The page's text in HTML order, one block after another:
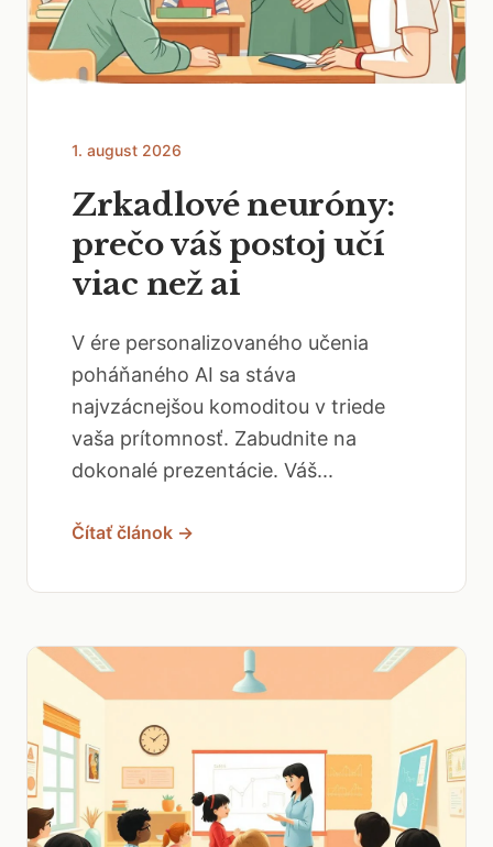
1. august 2026
Zrkadlové neuróny:
prečo váš postoj učí
viac než ai
V ére personalizovaného učenia
poháňaného AI sa stáva
najvzácnejšou komoditou v triede
vaša prítomnosť. Zabudnite na
dokonalé prezentácie. Váš...
Čítať článok →